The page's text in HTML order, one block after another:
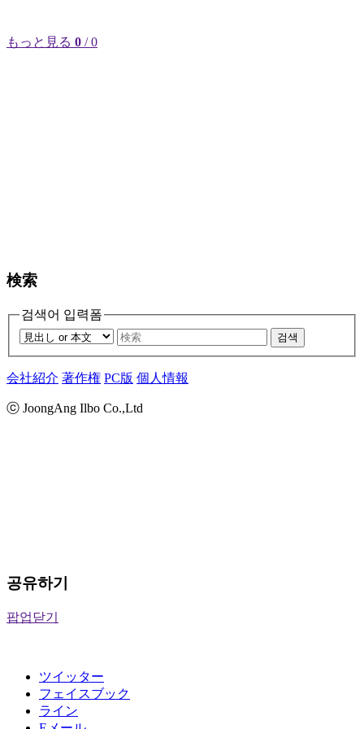
もっと見る 0 / 0
検索
검색어 입력폼
검색
会社紹介 著作権 PC版 個人情報
ⓒ JoongAng Ilbo Co.,Ltd
공유하기
팝업닫기
ツイッター
フェイスブック
ライン